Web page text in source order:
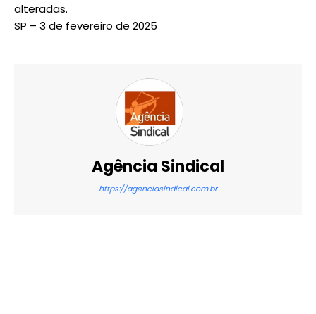
alteradas.
SP – 3 de fevereiro de 2025
Agência Sindical
https://agenciasindical.com.br